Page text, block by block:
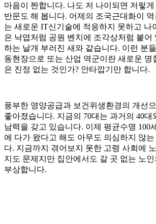
마음이 짠합니다. 나도 저 나이되면 저렇게
반문도 해 봅니다. 어제의 조국근대화이
는 새로운 IT신기술에 적응하지 못하고 나
은 낙엽처럼 공원 벤치에 조각상처럼 붙어
하는 날개 부러진 새와 같습니다. 이런 분
동현장으로 또는 산업 역군이란 새로운 명
은 진정 없는 것인가? 안타깝기만 합니다.
풍부한 영양공급과 보건위생환경의 개선
좋아졌습니다. 지금의 70대는 과거의 40대
남력을 갖고 있습니다. 이제 평균수명 100
에 다가 왔다고 해도 아무도 의심하지 않는
다. 지금까지 겪어보지 못한 고령 사회에
지도 문제지만 집안에서도 갈 곳 없는 노인
부상합니다.